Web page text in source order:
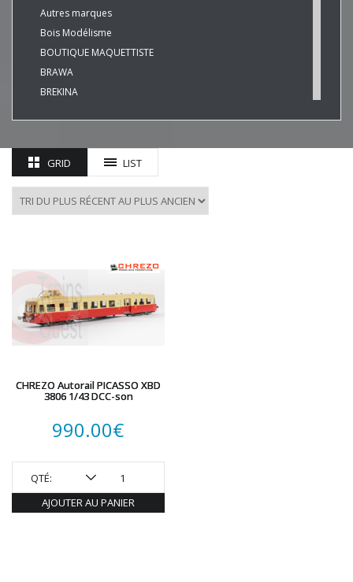
Autres marques
Bois Modélisme
BOUTIQUE MAQUETTISTE
BRAWA
BREKINA
CLEOPATRE
DECAPOD
DISQUE ROUGE
FALLER
FLEISCHMANN
HAXO-3D
HEKI
HERKAT
ITALERI
KOLIBRI
LS MODELS
MAKETTE
MARLKIN
GRID LIST
CHREZO Autorail PICASSO XBD
3806 1/43 DCC-son
990.00€
QTÉ:
AJOUTER AU PANIER